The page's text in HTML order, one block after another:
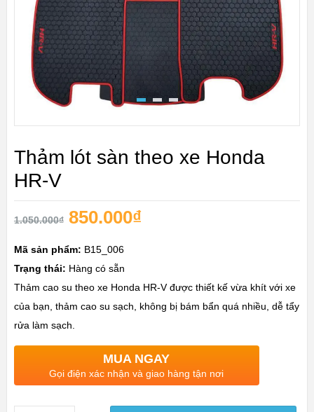
Thảm lót sàn theo xe Honda
HR-V
1.050.000₫ 850.000₫
Mã sản phẩm: B15_006
Trạng thái: Hàng có sẵn
Thảm cao su theo xe Honda HR-V được thiết kế vừa khít với xe
của bạn, thảm cao su sạch, không bị bám bẩn quá nhiều, dễ tẩy
rửa làm sạch.
MUA NGAY
Gọi điện xác nhận và giao hàng tận nơi